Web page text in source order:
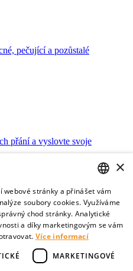
pečující a pozůstalé
přání a vyslovte svoje
a zdravotníků k umírání
CZECH
ENGLISH
×
webové stránky a přinášet vám
soubory cookies. Využíváme
chod stránky. Analytické
a díky marketingovým se vám
Více informací
MARKETINGOVÉ